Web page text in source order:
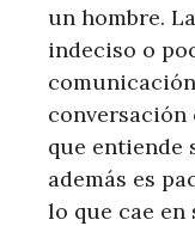
un hombre.
indeciso o
que entiende
además es
lo que cae